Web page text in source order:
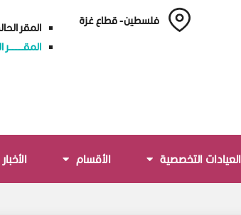
فلسطين - قطاع غزة
المقر
العيادات التخصصية الأقسام الأخبار